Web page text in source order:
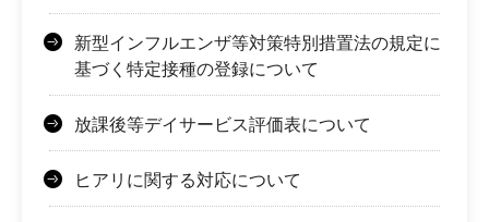
新型インフルエンザ等対策特別措置法の規定に
基づく特定接種の登録について
放課後等デイサービス評価表について
ヒアリに関する対応について